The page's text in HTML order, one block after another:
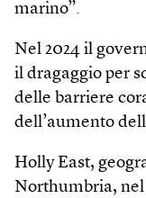
marino”.
Nel 2024 il
il dragaggio per
delle barriere
dell’aumento
Holly East,
Northumbria, nel